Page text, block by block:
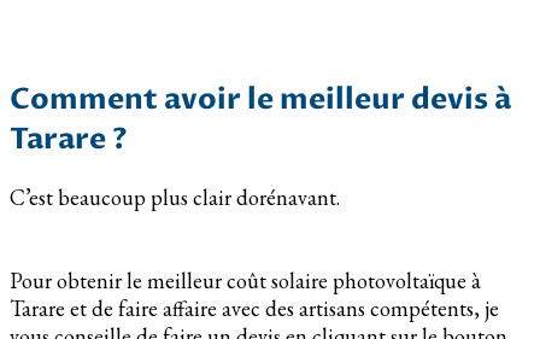
Comment avoir le meilleur devis à
Tarare ?
C’est beaucoup plus clair dorénavant.
Pour obtenir le meilleur coût solaire photovoltaïque à
Tarare et de faire affaire avec des artisans compétents, je